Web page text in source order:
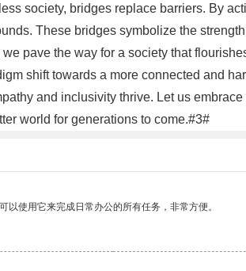
society, bridges replace barriers. By
These bridges symbolize the
pave the way for a society that
shift towards a more connected and
and inclusivity thrive. Let us
world for generations to come.#3#
使用它来完成日常办公的所有任务，非常方便。